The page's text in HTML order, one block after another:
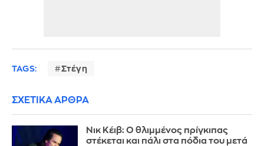
TAGS: Στέγη
ΣΧΕΤΙΚΑ ΑΡΘΡΑ
Νικ Κέιβ: Ο θλιμμένος πρίγκιπας
στέκεται και πάλι στα πόδια του μετά